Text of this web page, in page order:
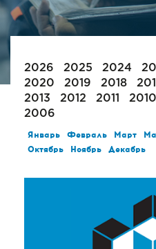
2026 2025 2024
2020
2019 2018
2013
2012 2011 2010
2006
Январь Февраль Март
Октябрь
Ноябрь Декабрь